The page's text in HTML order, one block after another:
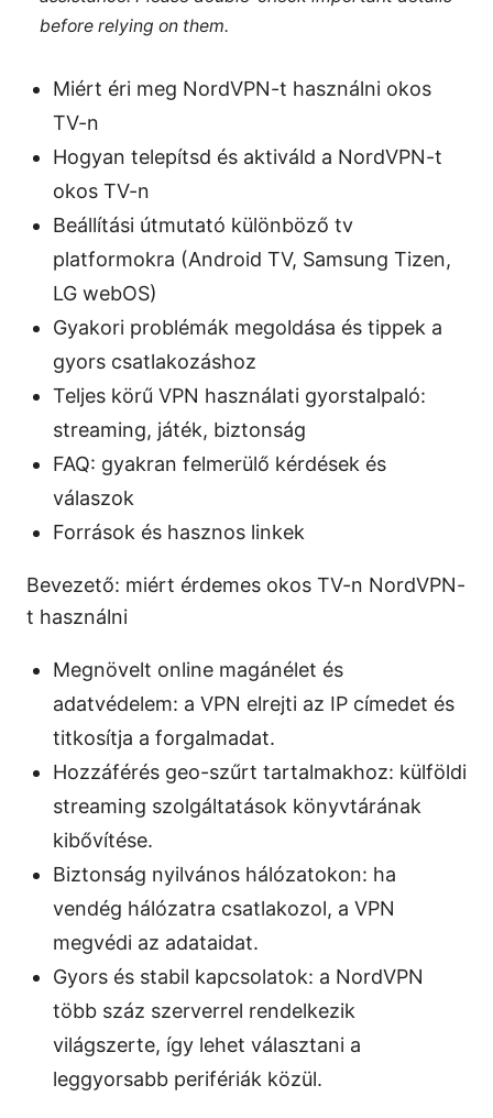
before relying on them.
Miért éri meg NordVPN-t használni okos
TV-n
Hogyan telepítsd és aktiváld a NordVPN-t
okos TV-n
Beállítási útmutató különböző tv
platformokra (Android TV, Samsung Tizen,
LG webOS)
Gyakori problémák megoldása és tippek a
gyors csatlakozáshoz
Teljes körű VPN használati gyorstalpaló:
streaming, játék, biztonság
FAQ: gyakran felmerülő kérdések és
válaszok
Források és hasznos linkek
Bevezető: miért érdemes okos TV-n NordVPN-
t használni
Megnövelt online magánélet és
adatvédelem: a VPN elrejti az IP címedet és
titkosítja a forgalmadat.
Hozzáférés geo-szűrt tartalmakhoz: külföldi
streaming szolgáltatások könyvtárának
kibővítése.
Biztonság nyilvános hálózatokon: ha
vendég hálózatra csatlakozol, a VPN
megvédi az adataidat.
Gyors és stabil kapcsolatok: a NordVPN
több száz szerverrel rendelkezik
világszerte, így lehet választani a
leggyorsabb perifériák közül.